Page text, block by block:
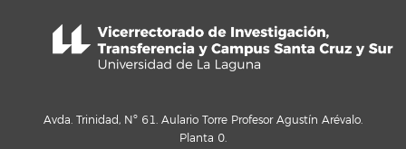
Avda. Trinidad, Nº 61. Aulario Torre Profesor Agustín Arévalo.
Planta 0.